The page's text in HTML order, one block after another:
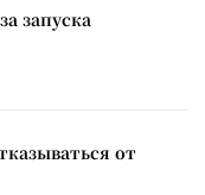
запуска
от